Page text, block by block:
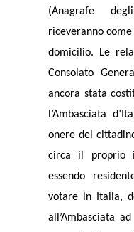
(Anagrafe
riceveranno
domicilio. Le
Consolato
ancora stata
l’Ambasciata
onere del
circa il proprio
essendo
votare in Italia,
all’Ambasciata